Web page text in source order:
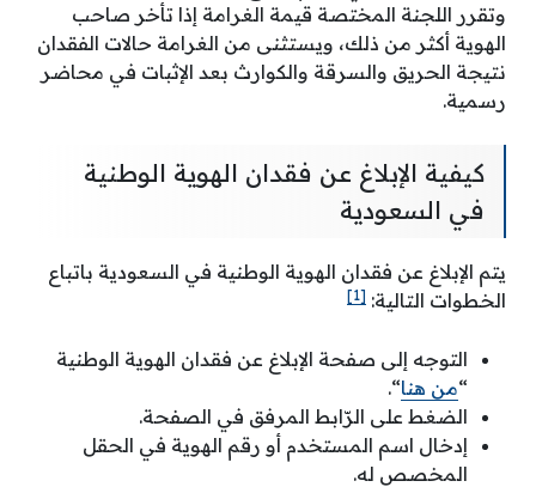
وتقرر اللجنة المختصة قيمة الغرامة إذا تأخر صاحب
الهوية أكثر من ذلك، ويستثنى من الغرامة حالات الفقدان
نتيجة الحريق والسرقة والكوارث بعد الإثبات في محاضر
رسمية.
كيفية الإبلاغ عن فقدان الهوية الوطنية
في السعودية
يتم الإبلاغ عن فقدان الهوية الوطنية في السعودية باتباع
الخطوات التالية: [1]
التوجه إلى صفحة الإبلاغ عن فقدان الهوية الوطنية
“من هنا“.
الضغط على الرّابط المرفق في الصفحة.
إدخال اسم المستخدم أو رقم الهوية في الحقل
المخصص له.